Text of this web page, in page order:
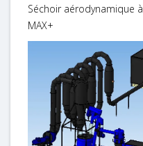
Séchoir aérodynamique
MAX+